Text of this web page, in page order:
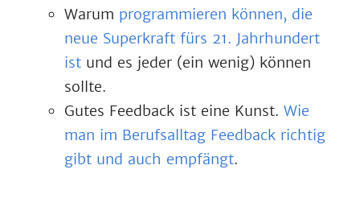
Warum programmieren können, die
neue Superkraft fürs 21. Jahrhundert
ist und es jeder (ein wenig) können
sollte.
Gutes Feedback ist eine Kunst. Wie
man im Berufsalltag Feedback richtig
gibt und auch empfängt.